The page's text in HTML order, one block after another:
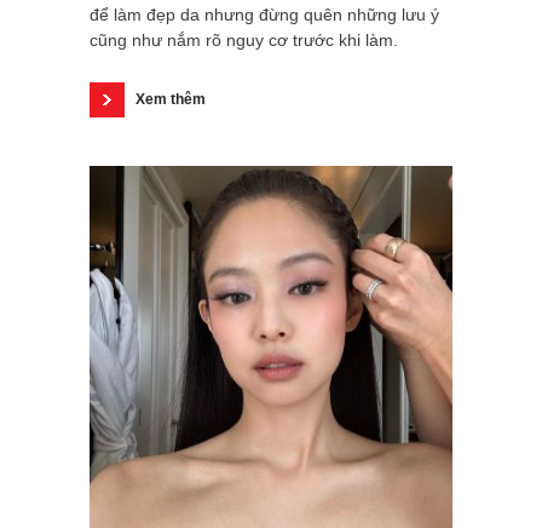
để làm đẹp da nhưng đừng quên những lưu ý
cũng như nắm rõ nguy cơ trước khi làm.
Xem thêm